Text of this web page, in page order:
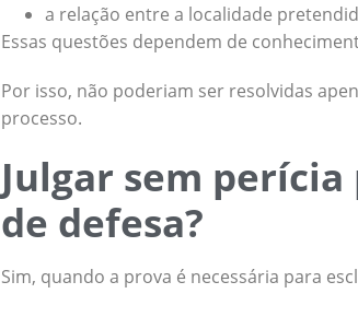
a relação entre a localidade
Essas questões dependem de
Por isso, não poderiam ser resolvidas
processo.
Julgar sem
de defesa?
Sim, quando a prova é necessária para